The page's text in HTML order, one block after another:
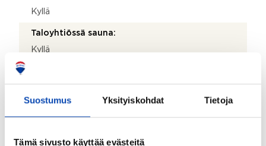
Suostumus Yksityiskohdat Tietoja
Tämä sivusto käyttää evästeitä
Kyllä
Taloyhtiössä sauna:
Kyllä
urheiluvälinevarasto ja kaapeli-tv
11 kpl